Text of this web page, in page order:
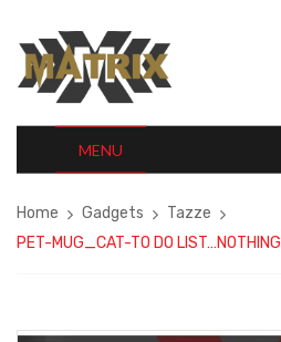
MENU
Home Gadgets
Tazze
PET-MUG_CAT-TO DO LIST…NOTHING